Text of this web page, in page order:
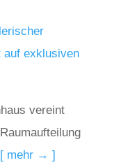
auf exklusiven
vereint
[ mehr → ]